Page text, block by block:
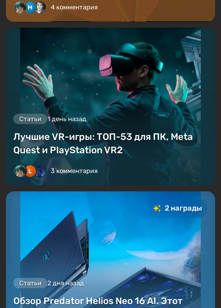
4 комментария
Статьи 1 день назад
Лучшие VR-игры: ТОП-53 для ПК, Meta
Quest и PlayStation VR2
3 комментария
2 награды
Статьи 2 дня назад
Обзор Predator Helios Neo 16 AI. Этот